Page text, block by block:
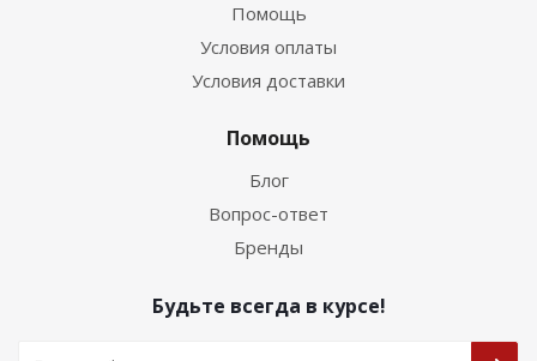
Помощь
Условия оплаты
Условия доставки
Помощь
Блог
Вопрос-ответ
Бренды
Будьте всегда в курсе!